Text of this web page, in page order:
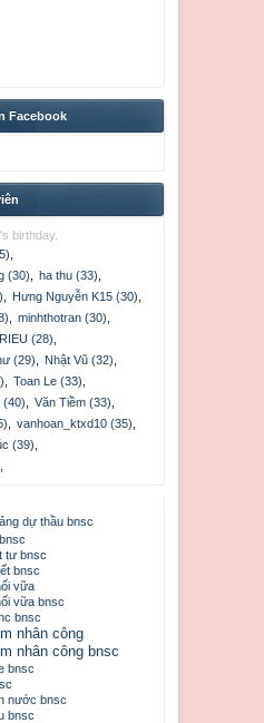
Facebook
birthday.
(30)
ha thu (33)
Hưng Nguyễn K15 (30)
minhthotran (30)
(28)
(29)
Nhật Vũ (32)
Toan Le (33)
(40)
Văn Tiềm (33)
vanhoan_ktxd10 (35)
(39)
dự thầu bnsc
tư bnsc
bnsc
vữa
vữa bnsc
bnsc
nhân công
nhân công bnsc
bnsc
nước bnsc
bnsc